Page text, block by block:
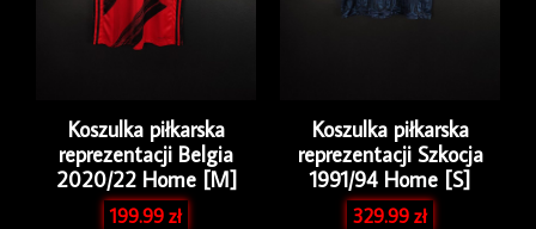
Koszulka piłkarska
reprezentacji Belgia
2020/22 Home [M]
199.99zł
Koszulka piłkarska
reprezentacji Szkocja
1991/94 Home [S]
329.99zł